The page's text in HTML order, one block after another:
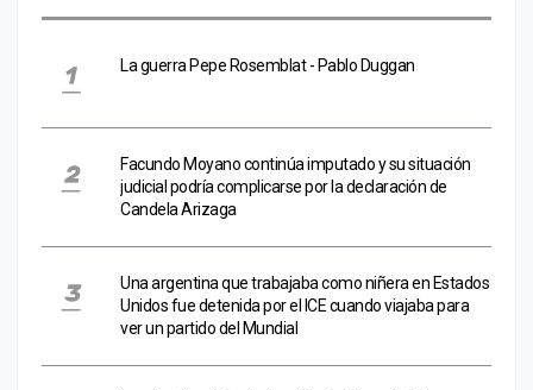
La guerra Pepe Rosemblat - Pablo Duggan
Facundo Moyano continúa imputado y su situación
judicial podría complicarse por la declaración de
Candela Arizaga
Una argentina que trabajaba como niñera en Estados
Unidos fue detenida por el ICE cuando viajaba para
ver un partido del Mundial